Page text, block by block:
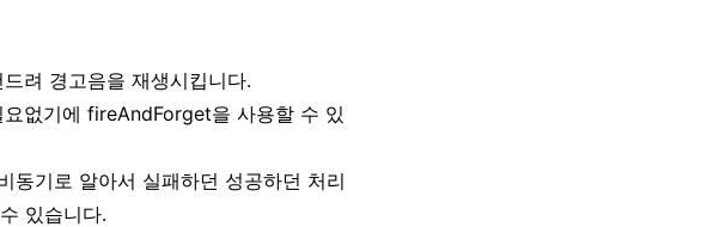
려 경고음을 재생시킵니다.
없기에 fireAndForget을 사용할 수 있
동기로 알아서 실패하던 성공하던 처리
있습니다.